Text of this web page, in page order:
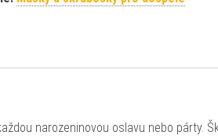
narozeninovou oslavu nebo párty.